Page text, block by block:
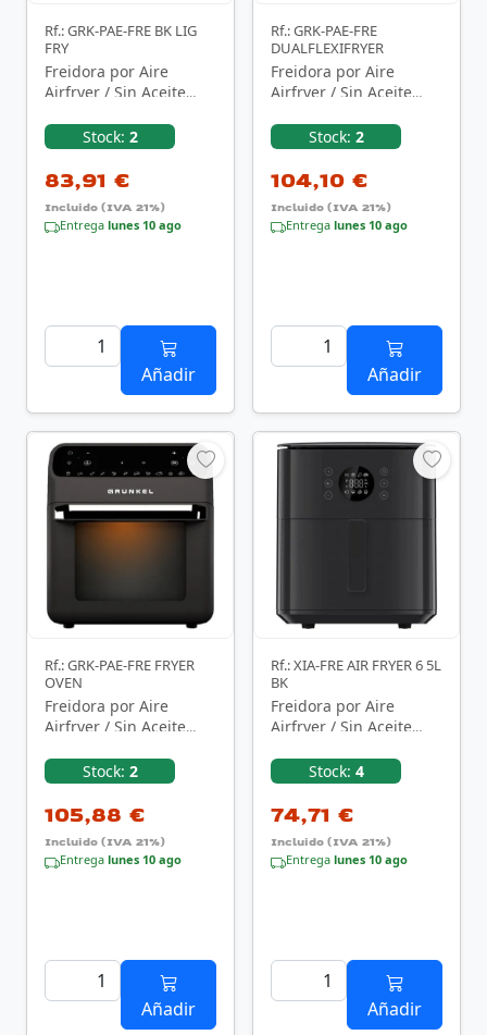
Rf.: GRK-PAE-FRE BK LIG
FRY
Freidora por Aire
Airfryer / Sin Aceite
Fryer/ 1400W/ …
Stock: 2
83,91 €
Incluido (IVA 21%)
Entrega lunes 10 ago
Añadir
Rf.: GRK-PAE-FRE
DUALFLEXIFRYER
Freidora por Aire
Airfryer / Sin Aceite
2800W/ Capacidad …
Stock: 2
104,10 €
Incluido (IVA 21%)
Entrega lunes 10 ago
Añadir
Rf.: GRK-PAE-FRE FRYER
OVEN
Freidora por Aire
Airfryer / Sin Aceite
1500W/ Capacidad 12L
Stock: 2
105,88 €
Incluido (IVA 21%)
Entrega lunes 10 ago
Añadir
Rf.: XIA-FRE AIR FRYER 6 5L
BK
Freidora por Aire
Airfryer / Sin Aceite
1700W/ Capacidad …
Stock: 4
74,71 €
Incluido (IVA 21%)
Entrega lunes 10 ago
Añadir